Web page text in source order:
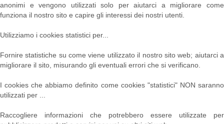
anonimi e vengono utilizzati solo per aiutarci a migliorare come
funziona il nostro sito e capire gli interessi dei nostri utenti.
Utilizziamo i cookies statistici per...
Fornire statistiche su come viene utilizzato il nostro sito web; aiutarci a
migliorare il sito, misurando gli eventuali errori che si verificano.
I cookies che abbiamo definito come cookies "statistici" NON saranno
utilizzati per ...
Raccogliere informazioni che potrebbero essere utilizzate per